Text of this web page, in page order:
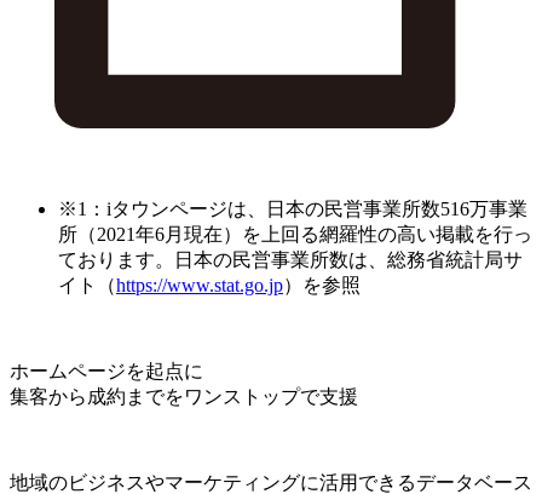
※1：iタウンページは、日本の民営事業所数516万事業
所（2021年6月現在）を上回る網羅性の高い掲載を行っ
ております。日本の民営事業所数は、総務省統計局サ
イト（https://www.stat.go.jp）を参照
ホームページを起点に
集客から成約までをワンストップで支援
地域のビジネスやマーケティングに活用できるデータベース